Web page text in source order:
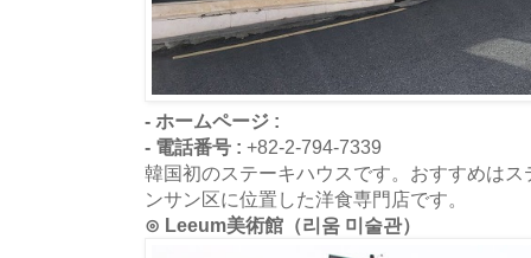
- ホームページ :
- 電話番号 : +82-2-794-7339
韓国初のステーキハウスです。おすすめは
ンサン区に位置した洋食専門店です。
⊙ Leeum美術館（리움 미술관）